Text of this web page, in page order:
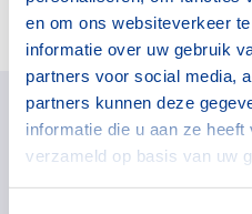
en om ons websiteverkeer
informatie over uw gebruik
partners voor social media,
partners kunnen deze
informatie die u aan ze
verzameld op basis van uw
Nieuws